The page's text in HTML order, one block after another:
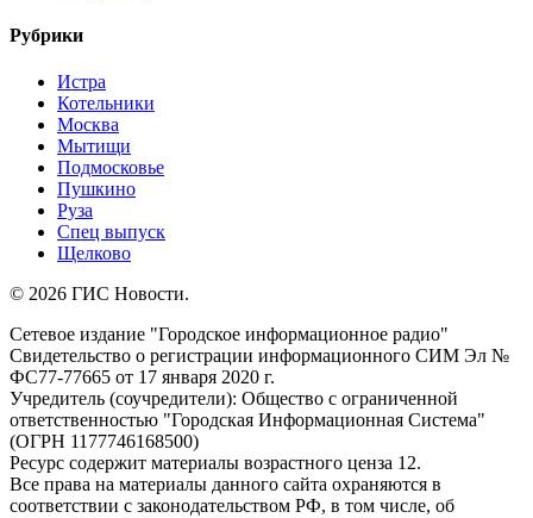
Рубрики
Истра
Котельники
Москва
Мытищи
Подмосковье
Пушкино
Руза
Спец выпуск
Щелково
© 2026 ГИС Новости.
Сетевое издание "Городское информационное радио"
Свидетельство о регистрации информационного СИМ Эл №
ФС77-77665 от 17 января 2020 г.
Учредитель (соучредители): Общество с ограниченной
ответственностью "Городская Информационная Система"
(ОГРН 1177746168500)
Ресурс содержит материалы возрастного ценза 12.
Все права на материалы данного сайта охраняются в
соответствии с законодательством РФ, в том числе, об